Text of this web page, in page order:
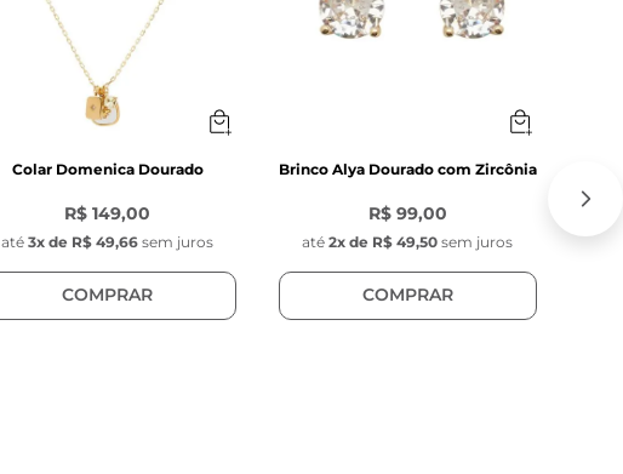
Colar Domenica Dourado
R$ 149,00
até 3x de R$ 49,66 sem juros
COMPRAR
Brinco Alya Dourado com Zircônia
R$ 99,00
até 2x de R$ 49,50 sem juros
COMPRAR